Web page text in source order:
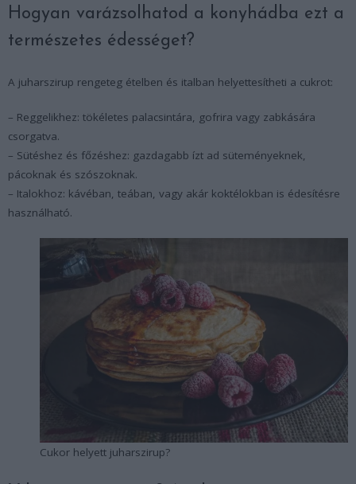
Hogyan varázsolhatod a konyhádba ezt a
természetes édességet?
A juharszirup rengeteg ételben és italban helyettesítheti a cukrot:
– Reggelikhez: tökéletes palacsintára, gofrira vagy zabkására
csorgatva.
– Sütéshez és főzéshez: gazdagabb ízt ad süteményeknek,
pácoknak és szószoknak.
– Italokhoz: kávéban, teában, vagy akár koktélokban is édesítésre
használható.
Cukor helyett juharszirup?